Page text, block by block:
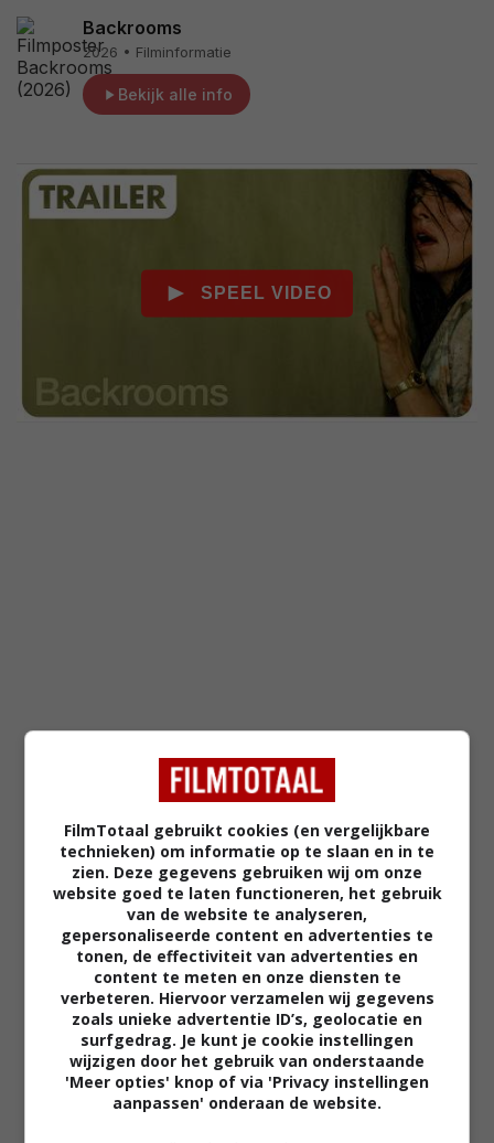
Backrooms
2026 • Filminformatie
Bekijk alle info
RECENSIE
MEEST GELEZEN
'Spider-Man: Brand New Day': de
problemen van Spidey zijn weer
herkenbare dingen die we allemaal
voelen
FilmTotaal gebruikt cookies (en vergelijkbare
technieken) om informatie op te slaan en in te
zien. Deze gegevens gebruiken wij om onze
website goed te laten functioneren, het gebruik
van de website te analyseren,
gepersonaliseerde content en advertenties te
tonen, de effectiviteit van advertenties en
content te meten en onze diensten te
verbeteren. Hiervoor verzamelen wij gegevens
zoals unieke advertentie ID’s, geolocatie en
surfgedrag. Je kunt je cookie instellingen
wijzigen door het gebruik van onderstaande
'Meer opties' knop of via 'Privacy instellingen
aanpassen' onderaan de website.